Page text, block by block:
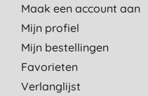
Maak een account aan
Mijn profiel
Mijn bestellingen
Favorieten
Verlanglijst